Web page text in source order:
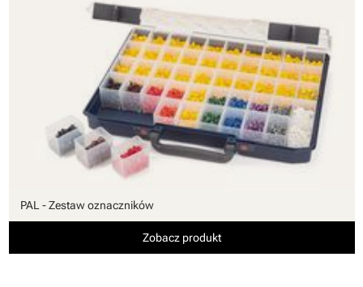
PAL - Zestaw oznaczników
Zobacz produkt